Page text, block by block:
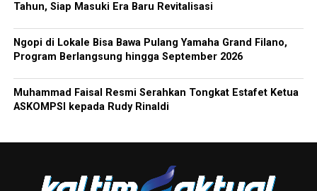
Tahun, Siap Masuki Era Baru Revitalisasi
Ngopi di Lokale Bisa Bawa Pulang Yamaha Grand Filano,
Program Berlangsung hingga September 2026
Muhammad Faisal Resmi Serahkan Tongkat Estafet Ketua
ASKOMPSI kepada Rudy Rinaldi